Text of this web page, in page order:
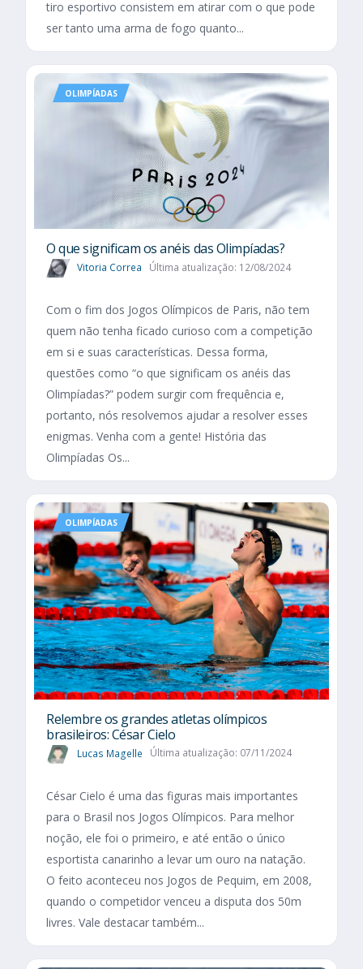
tiro esportivo consistem em atirar com o que pode
ser tanto uma arma de fogo quanto...
OLIMPÍADAS
O que significam os anéis das Olimpíadas?
Vitoria Correa Última atualização: 12/08/2024
Com o fim dos Jogos Olímpicos de Paris, não tem
quem não tenha ficado curioso com a competição
em si e suas características. Dessa forma,
questões como “o que significam os anéis das
Olimpíadas?” podem surgir com frequência e,
portanto, nós resolvemos ajudar a resolver esses
enigmas. Venha com a gente! História das
Olimpíadas Os...
OLIMPÍADAS
Relembre os grandes atletas olímpicos
brasileiros: César Cielo
Lucas Magelle Última atualização: 07/11/2024
César Cielo é uma das figuras mais importantes
para o Brasil nos Jogos Olímpicos. Para melhor
noção, ele foi o primeiro, e até então o único
esportista canarinho a levar um ouro na natação.
O feito aconteceu nos Jogos de Pequim, em 2008,
quando o competidor venceu a disputa dos 50m
livres. Vale destacar também...